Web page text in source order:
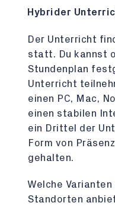
Hybrider
Der Unterricht
statt. Du kannst
Stundenplan
Unterricht
einen PC, Mac,
einen stabilen
ein Drittel der
Form von
gehalten.
Welche Varianten
Standorten